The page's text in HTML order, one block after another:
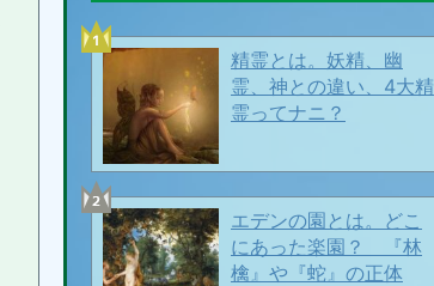
夏の兆しもチラホラ🍉🍉❤️
精霊とは。妖精、幽
霊、神との違い、4大精
霊ってナニ？
エデンの園とは。どこ
にあった楽園？ 『林
檎』や『蛇』の正体